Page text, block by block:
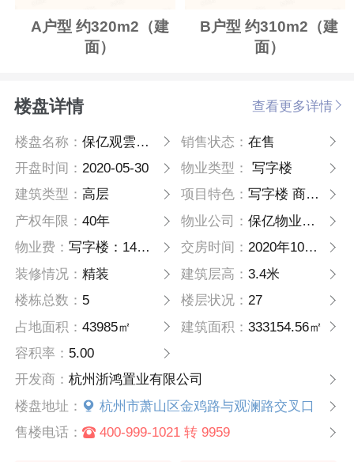
A户型 约320m2（建
面）
B户型 约310m2（建
面）
楼盘详情 查看更多详情
楼盘名称：保亿观雲钱塘城 销售状态： 在售
开盘时间：2020-05-30 物业类型：
写字楼
建筑类型： 高层 项目特色： 写字楼 商办楼 投资地产
产权年限：40年 物业公司： 保亿物业；黄龙泛瑞酒店管理有限公司
物业费：写字楼：14平方米月（含能耗1.5） ； 大平层公馆：8平方米月（含能耗1.5） 交房时间： 2020年10月30日
装修情况：精装 建筑层高： 3.4米
楼栋总数： 5 楼层状况： 27
占地面积：43985㎡ 建筑面积： 333154.56㎡
容积率： 5.00
开发商：杭州浙鸿置业有限公司
楼盘地址：
杭州市萧山区金鸡路与观澜路交叉口
售楼电话：
400-999-1021 转 9959